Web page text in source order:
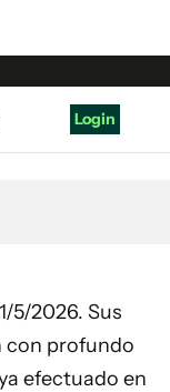
Login
5/2026. Sus
con profundo
efectuado en